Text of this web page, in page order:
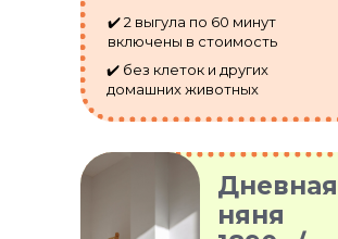
✔️ 2 выгула по 60 минут
включены в стоимость
✔️ без клеток и других
домашних животных
Дневная
няня